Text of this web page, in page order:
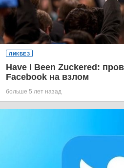
ЛИКБЕЗ
Have I Been Zuckered:
Facebook на взлом
больше 5 лет назад